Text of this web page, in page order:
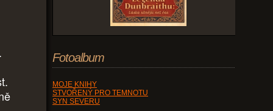
Fotoalbum
MOJE KNIHY
STVOŘENÝ PRO TEMNOTU
SYN SEVERU